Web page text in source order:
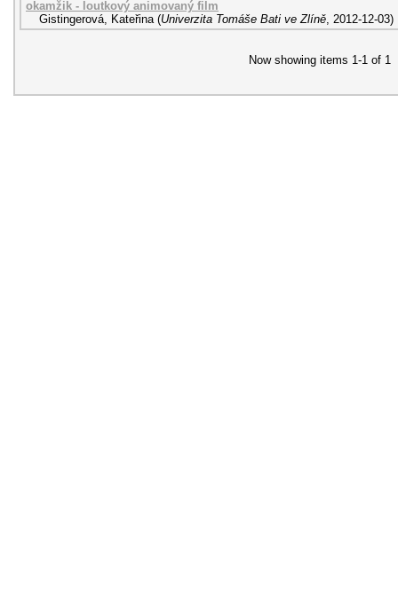
okamžik - loutkový animovaný film
Gistingerová, Kateřina (Univerzita Tomáše Bati ve Zlíně, 2012-12-03)
Now showing items 1-1 of 1